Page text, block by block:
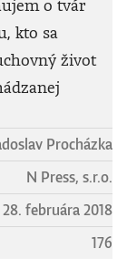
kto sa
život
Procházka
N Press, s.r.o.
28. februára 2018
176